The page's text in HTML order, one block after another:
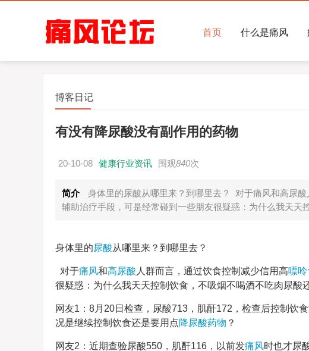
首页 什么是痛风
博客日记
有没有降尿酸没有副作用的药物
20-10-08 健康行业资讯 围观840次
简介
身体里的尿酸从哪里来？到哪里去？ 对于痛风和高尿
辅助治疗手段，可是经常碰到一些朋友很疑惑：为什么我天天
身体里的尿酸从哪里来？到哪里去？
对于痛风和高尿酸 人群而言，通过饮食控制减少信用高嘌呤
很疑惑：为什么我天天控制饮食，不吸烟不喝酒不吃肉尿酸
网友1：8月20日检查，尿酸713，肌酐172，检查后控制饮
况是继续控制饮食还是要用点降尿酸药物 ？
网友2：近期查验尿酸550，肌酐116，以前发痛风时也才尿